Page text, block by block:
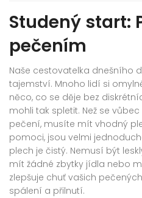
Studený start:
pečením
Naše cestovatelka dnešního
tajemství. Mnoho lidí si
něco, co se děje bez
mohli tak spletit. Než se
pečení, musíte mít vhodný
pomoci, jsou velmi
plech je čistý. Nemusí být
mít žádné zbytky jídla nebo
zlepšuje chuť vašich
spálení a přilnutí.